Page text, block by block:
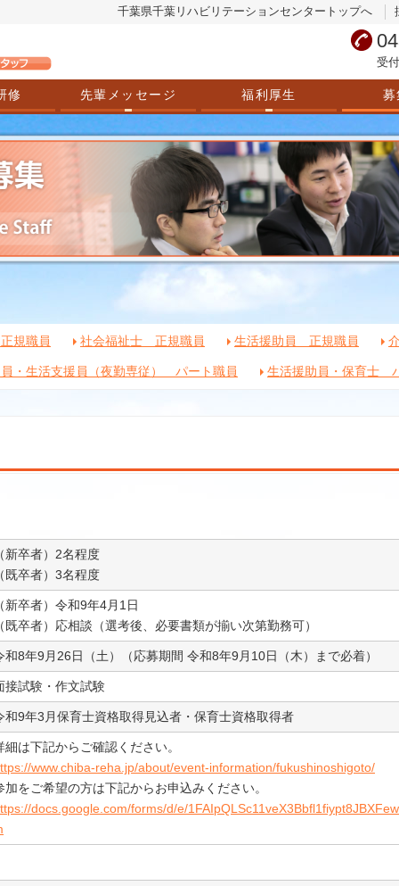
千葉県千葉リハビリテーションセンタートップへ
受
修 先輩メッセージ 福利厚生 募
規職員 社会福祉士 正規職員 生活援助員 正規職員
・生活支援員（夜勤専従） パート職員 生活援助員・保育士
新卒者）2名程度
既卒者）3名程度
新卒者）令和9年4月1日
既卒者）応相談（選考後、必要書類が揃い次第勤務可）
和8年9月26日（土）（応募期間 令和8年9月10日（木）まで必着）
接試験・作文試験
和9年3月保育士資格取得見込者・保育士資格取得者
細は下記からご確認ください。
www.chiba-reha.jp/about/event-information/fukushinoshigoto/
加をご希望の方は下記からお申込みください。
docs.google.com/forms/d/e/